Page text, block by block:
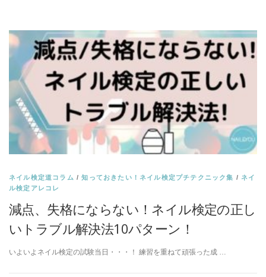
ネイル検定道コラム /知っておきたい！ネイル検定プチテクニック集 /ネイ
ル検定アレコレ
減点、失格にならない！ネイル検定の正し
いトラブル解決法10パターン！
いよいよネイル検定の試験当日・・・！ 練習を重ねて頑張った成 …